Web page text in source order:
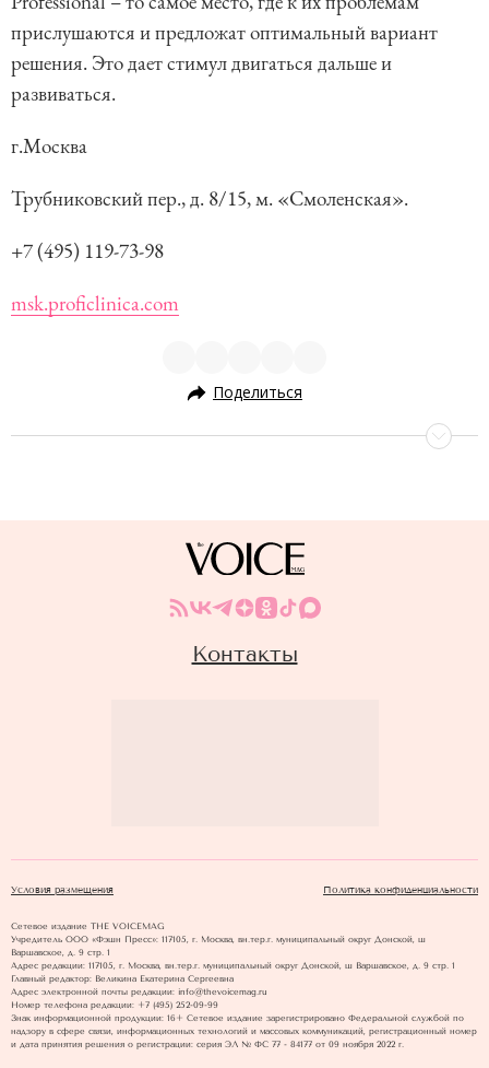
прислушаются и предложат оптимальный вариант
решения. Это дает стимул двигаться дальше и
развиваться.
г.Москва
Трубниковский пер., д. 8/15, м. «Смоленская».
+7 (495) 119-73-98
msk.proficlinica.com
Поделиться
Контакты
Условия размещения Политика конфиденциальности
Сетевое издание THE VOICEMAG
Учредитель ООО «Фэшн Пресс»: 117105, г. Москва, вн.тер.г. муниципальный округ Донской, ш
Варшавское, д. 9 стр. 1
Адрес редакции: 117105, г. Москва, вн.тер.г. муниципальный округ Донской, ш Варшавское, д. 9 стр. 1
Главный редактор: Великина Екатерина Сергеевна
Адрес электронной почты редакции: info@thevoicemag.ru
Номер телефона редакции: +7 (495) 252-09-99
Знак информационной продукции: 16+ Cетевое издание зарегистрировано Федеральной службой по
надзору в сфере связи, информационных технологий и массовых коммуникаций, регистрационный номер
и дата принятия решения о регистрации: серия ЭЛ № ФС 77 - 84177 от 09 ноября 2022 г.